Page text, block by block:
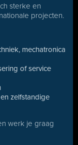
sterke en
projecten.
mechatronica
of service
zelfstandige
werk je graag